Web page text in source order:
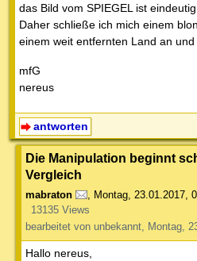
das Bild vom SPIEGEL ist
Daher schließe ich mich einem
einem weit entfernten Land an und
mfG
nereus
antworten
Die Manipulation beginnt
Vergleich
mabraton , Montag, 23.01.2017,
13135 Views
bearbeitet von unbekannt, Montag,
Hallo nereus,